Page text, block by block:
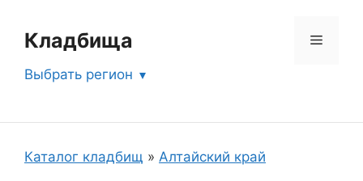
содержимому
Кладбища Меню
Выбрать регион
Каталог кладбищ » Алтайский край